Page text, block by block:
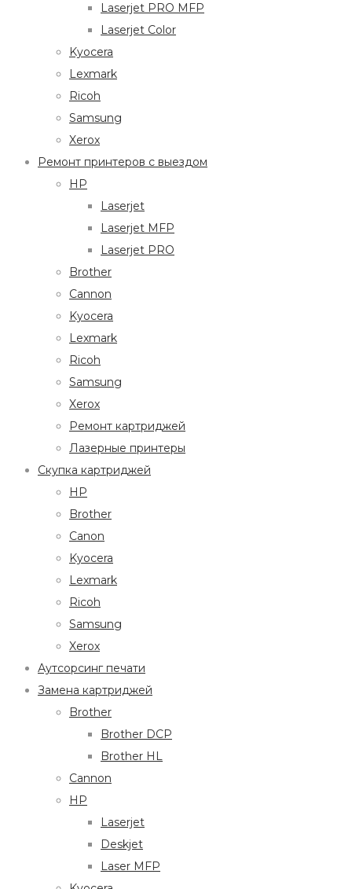
Laserjet PRO MFP
Laserjet Color
Kyocera
Lexmark
Ricoh
Samsung
Xerox
Ремонт принтеров с выездом
HP
Laserjet
Laserjet MFP
Laserjet PRO
Brother
Cannon
Kyocera
Lexmark
Ricoh
Samsung
Xerox
Ремонт картриджей
Лазерные принтеры
Скупка картриджей
HP
Brother
Canon
Kyocera
Lexmark
Ricoh
Samsung
Xerox
Аутсорсинг печати
Замена картриджей
Brother
Brother DCP
Brother HL
Cannon
HP
Laserjet
Deskjet
Laser MFP